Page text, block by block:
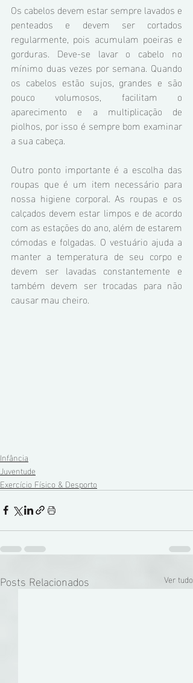
Os cabelos devem estar sempre lavados e
penteados e devem ser cortados
regularmente, pois acumulam poeiras e
gorduras. Deve-se lavar o cabelo no
mínimo duas vezes por semana. Quando
os cabelos estão sujos, grandes e são
pouco volumosos, facilitam o
aparecimento e a multiplicação de
piolhos, por isso é sempre bom examinar
a sua cabeça.
Outro ponto importante é a escolha das
roupas que é um item necessário para
nossa higiene corporal. As roupas e os
calçados devem estar limpos e de acordo
com as estações do ano, além de estarem
cómodas e folgadas. O vestuário ajuda a
manter a temperatura de seu corpo e
devem ser lavadas constantemente e
também devem ser trocadas para não
causar mau cheiro.
Infância
Juventude
Exercício Físico & Desporto
Posts Relacionados Ver tudo